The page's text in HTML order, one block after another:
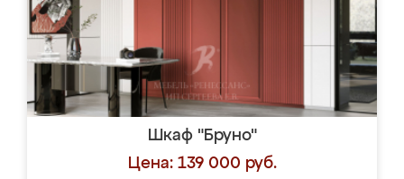
Шкаф "Бруно"
Цена: 139 000 руб.